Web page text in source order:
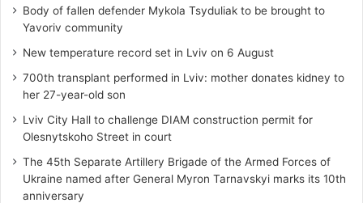
Body of fallen defender Mykola Tsyduliak to be brought to
Yavoriv community
New temperature record set in Lviv on 6 August
700th transplant performed in Lviv: mother donates kidney to
her 27-year-old son
Lviv City Hall to challenge DIAM construction permit for
Olesnytskoho Street in court
The 45th Separate Artillery Brigade of the Armed Forces of
Ukraine named after General Myron Tarnavskyi marks its 10th
anniversary